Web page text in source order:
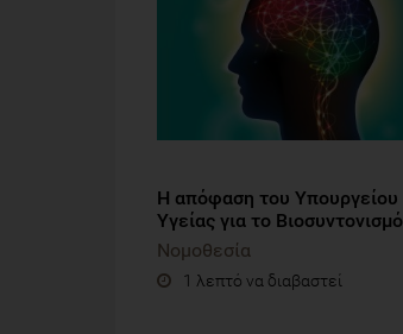
Η απόφαση του Υπουργείου
Υγείας για το Βιοσυντονισμό
Νομοθεσία
1 λεπτό να διαβαστεί